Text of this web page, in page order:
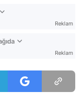
Reklam
Reklam